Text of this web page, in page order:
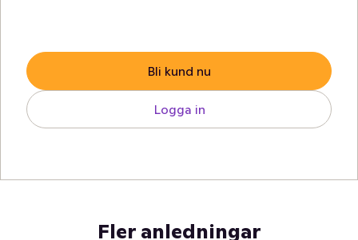
Bli kund nu
Logga in
Fler anledningar